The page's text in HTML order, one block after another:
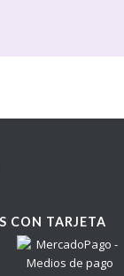
CON TARJETA